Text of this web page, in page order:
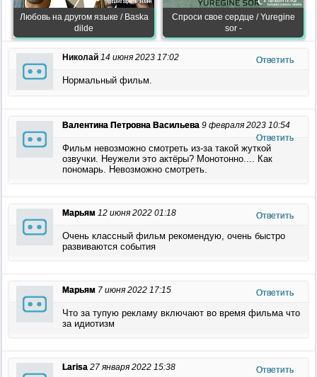
Любовь на другом языке / Baska
dilde
Спроси свое сердце / Yuregine
sor -
Николай 14 июня 2023 17:02 Ответить
Нормальный фильм.
Валентина Петровна Васильева 9 февраля 2023 10:54
Ответить
Фильм невозможно смотреть из-за такой жуткой
озвучки. Неужели это актёры? Монотонно.... Как
пономарь. Невозможно смотреть.
Марьям 12 июня 2022 01:18 Ответить
Очень классный фильм рекомендую, очень быстро
развиваются события
Марьям 7 июня 2022 17:15 Ответить
Что за тупую рекламу включают во время фильма что
за идиотизм
Larisa 27 января 2022 15:38 Ответить